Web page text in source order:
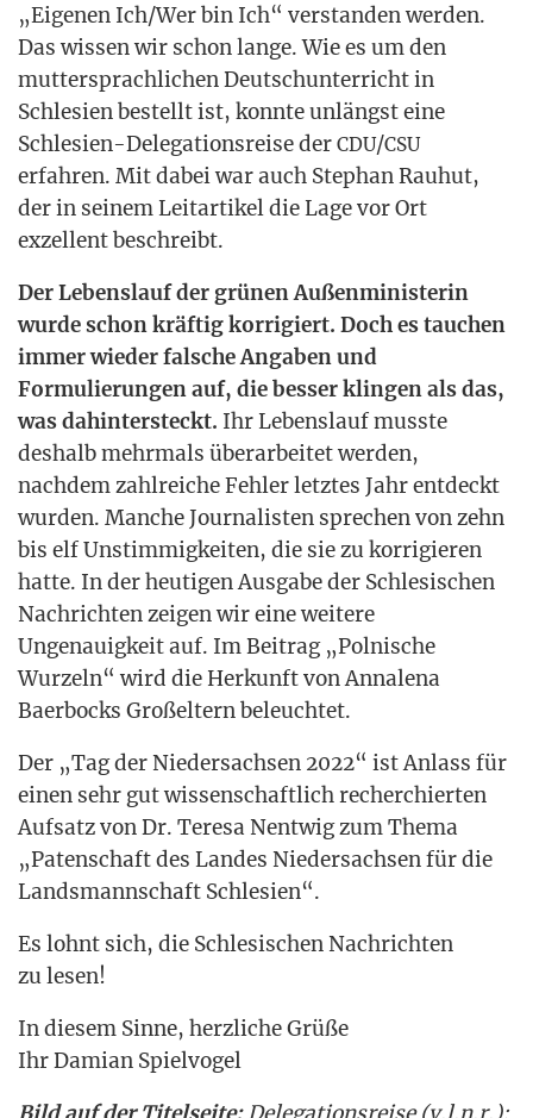
„Eige­nen Ich/Wer bin Ich“ ver­stan­den wer­den.
Das wis­sen wir schon lan­ge. Wie es um den
mut­ter­sprach­li­chen Deutsch­un­ter­richt in
Schle­si­en bestellt ist, konn­te unlängst eine
Schle­si­en-Dele­ga­ti­ons­rei­se der CDU/CSU
erfah­ren. Mit dabei war auch Ste­phan Rau­hut,
der in sei­nem Leit­ar­ti­kel die Lage vor Ort
exzel­lent beschreibt.
Der Lebens­lauf der grü­nen Außen­mi­nis­te­rin
wur­de schon kräf­tig kor­ri­giert. Doch es tau­chen
immer wie­der fal­sche Anga­ben und
For­mu­lie­run­gen auf, die bes­ser klin­gen als das,
was dahin­ter­steckt. Ihr Lebens­lauf muss­te
des­halb mehr­mals über­ar­bei­tet wer­den,
nach­dem zahl­rei­che Feh­ler letz­tes Jahr ent­deckt
wur­den. Man­che Jour­na­lis­ten spre­chen von zehn
bis elf Unstim­mig­kei­ten, die sie zu kor­ri­gie­ren
hat­te. In der heu­ti­gen Aus­ga­be der Schle­si­schen
Nach­rich­ten zei­gen wir eine wei­te­re
Unge­nau­ig­keit auf. Im Bei­trag „Pol­ni­sche
Wur­zeln“ wird die Her­kunft von Anna­le­na
Baer­bocks Groß­el­tern beleuchtet.
Der „Tag der Nie­der­sach­sen 2022“ ist Anlass für
einen sehr gut wis­sen­schaft­lich recher­chier­ten
Auf­satz von Dr. Tere­sa Nent­wig zum The­ma
„Paten­schaft des Lan­des Nie­der­sach­sen für die
Lands­mann­schaft Schlesien“.
Es lohnt sich, die Schle­si­schen Nach­rich­ten
zu lesen!
In die­sem Sin­ne, herz­li­che Grü­ße
Ihr Dami­an Spielvogel